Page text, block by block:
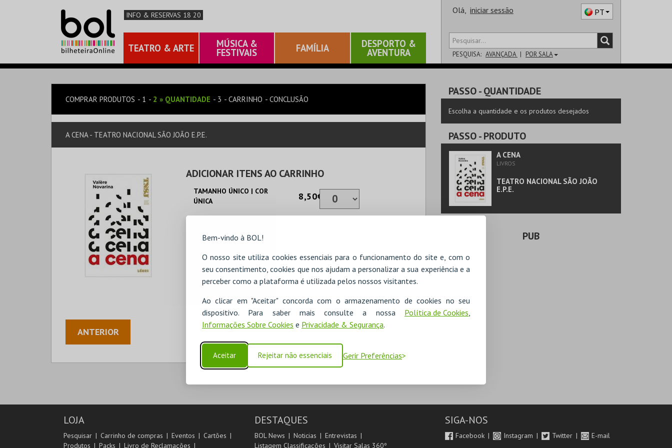
Bem-vindo à BOL!
O nosso site utiliza cookies essenciais para o funcionamento do site e, com o
seu consentimento, cookies que nos ajudam a personalizar a sua experiência e a
perceber como a plataforma é utilizada pelos nossos visitantes.
Ao clicar em "Aceitar" concorda com o armazenamento de cookies no seu
dispositivo. Para saber mais consulte a nossa Política de Cookies
Informações Sobre Cookies e Privacidade & Segurança.
Aceitar Rejeitar não essenciais Gerir Preferências
INFO & RESERVAS 18 20
TEATRO & ARTE MÚSICA &
FESTIVAIS FAMÍLIA DESPORTO &
AVENTURA
Olá, iniciar sessão PT
PESQUISA: AVANÇADA POR SALA
COMPRAR PRODUTOS 1 2 » QUANTIDADE 3 CARRINHO CONCLUSÃO
A CENA - TEATRO NACIONAL SÃO JOÃO E.P.E.
ADICIONAR ITENS AO CARRINHO
TAMANHO ÚNICO | COR
ÚNICA
8,50€
ADICIONAR
ANTERIOR SEGUINTE
PASSO- QUANTIDADE
Escolha a quantidade e os produtos desejados
PASSO- PRODUTO
A CENA
LIVROS
TEATRO NACIONAL SÃO JOÃO
E.P.E.
PUB
LOJA
Pesquisar Carrinho de compras Eventos
Cartões
Produtos
Packs Livro de Reclamações
DESTAQUES
BOL News Noticias
Entrevistas
Listagem Classificações
Visitar Salas 360º
SIGA-NOS
Facebook Instagram Twitter E-mail